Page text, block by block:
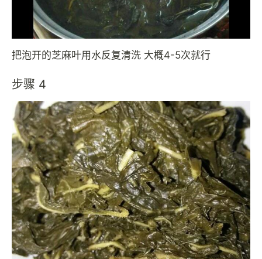
把泡开的芝麻叶用水反复清洗 大概4-5次就行
步骤 4